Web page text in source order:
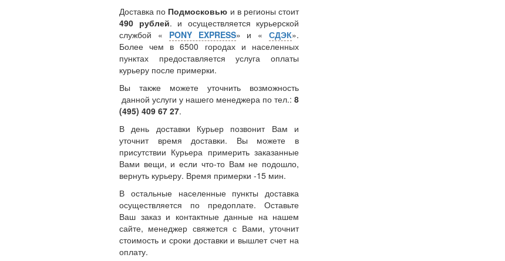
Доставка по Подмосковью и в регионы стоит
490 рублей. и осуществляется курьерской
службой « PONY EXPRESS» и «СДЭК».
Более чем в 6500 городах и населенных
пунктах предоставляется услуга оплаты
курьеру после примерки.
Вы также можете уточнить возможность
данной услуги у нашего менеджера по тел.: 8
(495) 409 67 27.
В день доставки Курьер позвонит Вам и
уточнит время доставки. Вы можете в
присутствии Курьера примерить заказанные
Вами вещи, и если что-то Вам не подошло,
вернуть курьеру. Время примерки -15 мин.
В остальные населенные пункты доставка
осуществляется по предоплате. Оставьте
Ваш заказ и контактные данные на нашем
сайте, менеджер свяжется с Вами, уточнит
стоимость и сроки доставки и вышлет счет на
оплату.